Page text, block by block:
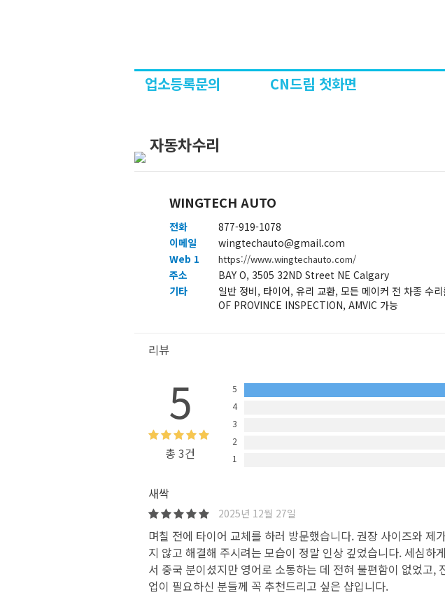
업소등록문의 CN드림 첫화면
자동차수리
WINGTECH AUTO
전화
877-919-1078
이메일
wingtechauto@gmail.com
Web 1
https://www.wingtechauto.com/
주소
BAY O, 3505 32ND Street NE Calgary
기타
일반 정비, 타이어, 유리 교환, 모든 메이커 전 차종
OF PROVINCE INSPECTION, AMVIC 가능
리뷰
5
총 3건
5
4
3
2
1
새싹
2025년 12월 27일
며칠 전에 타이어 교체를 하러 방문했습니다. 권장 사이즈와
지 않고 해결해 주시려는 모습이 정말 인상 깊었습니다. 세심
서 중국 분이셨지만 영어로 소통하는 데 전혀 불편함이 없었고
업이 필요하신 분들께 꼭 추천드리고 싶은 샵입니다.